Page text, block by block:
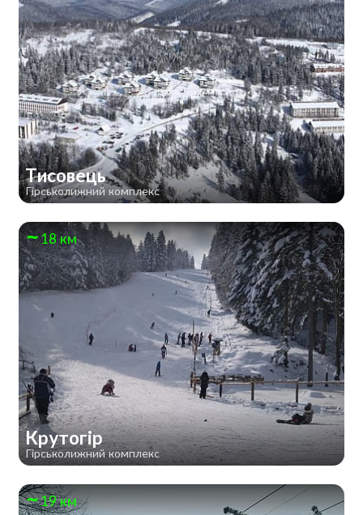
Тисовець
Гірськолижний комплекс
18 км
Крутогір
Гірськолижний комплекс
19 км